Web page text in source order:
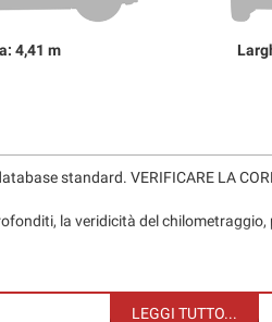
4,41 m
standard. VERIFICARE LA
la veridicità del
vandalici ed eventi atmosferici.
LEGGI TUTTO...